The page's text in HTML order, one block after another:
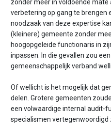
zonder meer in voldoende mate
verbetering op gang te brengen
noodzaak van deze expertise
(kleinere) gemeente zonder
hoogopgeleide functionaris in
inpassen. In die gevallen zou
gemeenschappelijk verband
Of wellicht is het mogelijk dat
delen. Grotere gemeenten
een volwaardige internal audit-
specialismen vertegenwoordigd